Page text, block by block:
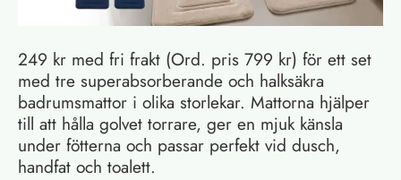
249 kr med fri frakt (Ord. pris 799 kr) för ett set
med tre superabsorberande och halksäkra
badrumsmattor i olika storlekar. Mattorna hjälper
till att hålla golvet torrare, ger en mjuk känsla
under fötterna och passar perfekt vid dusch,
handfat och toalett.